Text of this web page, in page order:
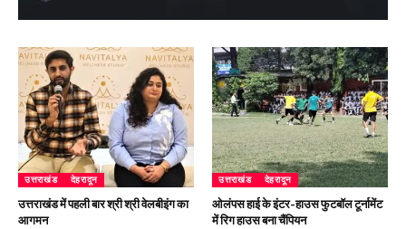
उत्तराखंड देहरादून
उत्तराखंड में पहली बार श्री श्री वेलबीइंग का
आगमन
उत्तराखंड देहरादून
ओलंपस हाई के इंटर-हाउस फुटबॉल टूर्नामेंट
में रिग हाउस बना चैंपियन